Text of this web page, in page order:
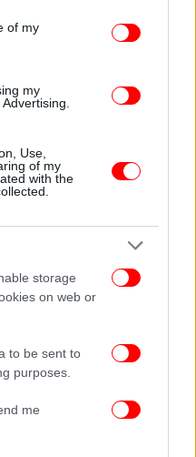
of my
my
Use,
of my
with the
storage
on web or
to be sent to
purposes.
me